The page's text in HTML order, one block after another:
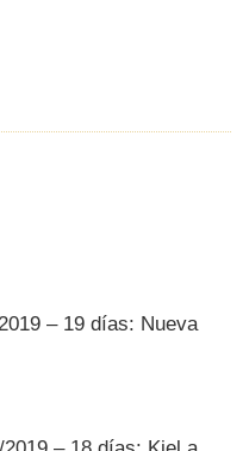
– 19 días: Nueva